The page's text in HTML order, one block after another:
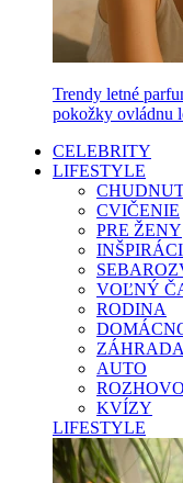
Trendy letné
pokožky ovládnu
CELEBRITY
LIFESTYLE
CVIČENIE
PRE ŽENY
VOĽNÝ
RODINA
ZÁHRADA
AUTO
KVÍZY
LIFESTYLE